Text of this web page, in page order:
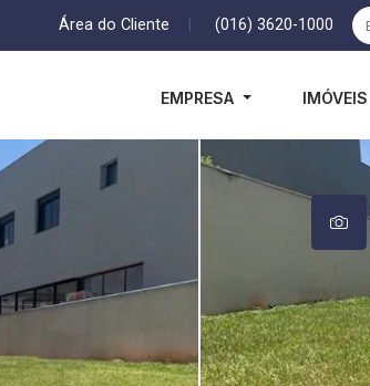
Área do Cliente (016) 3620-1000
EMPRESA IMÓVEIS